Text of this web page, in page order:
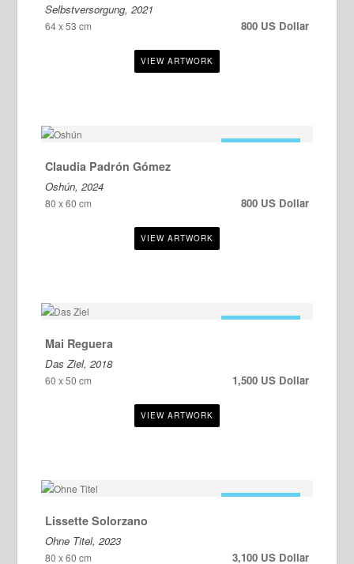
Selbstversorgung, 2021
64 x 53 cm 800 US Dollar
Claudia Padrón Gómez
Oshún, 2024
80 x 60 cm 800 US Dollar
Mai Reguera
Das Ziel, 2018
60 x 50 cm 1,500 US Dollar
Lissette Solorzano
Ohne Titel, 2023
80 x 60 cm 3,100 US Dollar